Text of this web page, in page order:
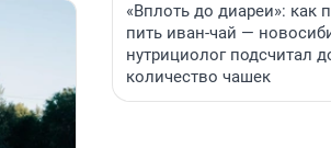
«Вплоть до диареи»: как
пить иван-чай —
нутрициолог подсчитал
количество чашек